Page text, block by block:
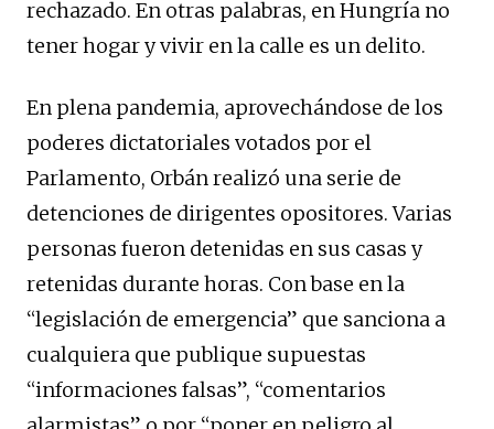
rechazado. En otras palabras, en Hungría no
tener hogar y vivir en la calle es un delito.
En plena pandemia, aprovechándose de los
poderes dictatoriales votados por el
Parlamento, Orbán realizó una serie de
detenciones de dirigentes opositores. Varias
personas fueron detenidas en sus casas y
retenidas durante horas. Con base en la
“legislación de emergencia” que sanciona a
cualquiera que publique supuestas
“informaciones falsas”, “comentarios